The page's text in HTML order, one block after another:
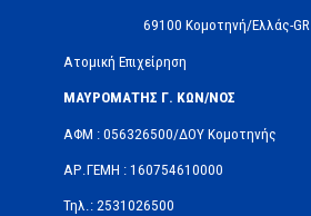
69100 Κομοτηνή/Ελλάς-GR
Ατομική Επιχείρηση
ΜΑΥΡΟΜΑΤΗΣ Γ. ΚΩΝ/ΝΟΣ
ΑΦΜ : 056326500/ΔOΥ Κομοτηνής
ΑΡ.ΓΕΜΗ : 160754610000
Τηλ.: 2531026500